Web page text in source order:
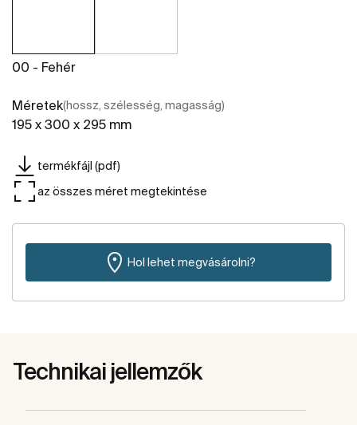
00 - Fehér
Méretek(hossz, szélesség, magasság)
195 x 300 x 295 mm
termékfájl (pdf)
az összes méret megtekintése
Hol lehet megvásárolni?
Technikai jellemzők